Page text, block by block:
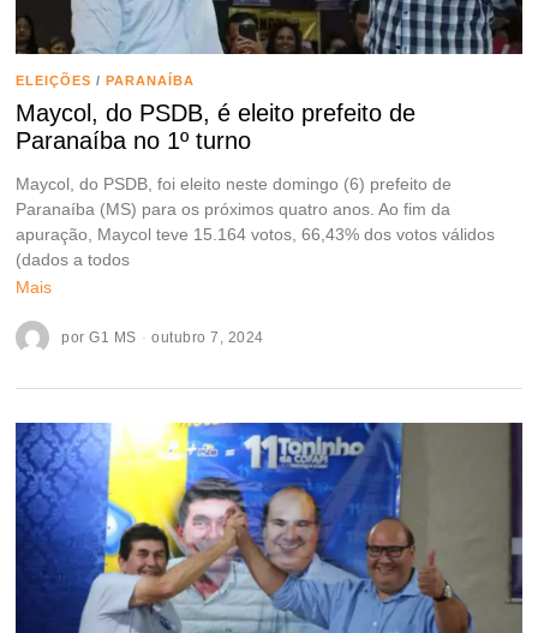
ELEIÇÕES / PARANAÍBA
Maycol, do PSDB, é eleito prefeito de
Paranaíba no 1º turno
Maycol, do PSDB, foi eleito neste domingo (6) prefeito de
Paranaíba (MS) para os próximos quatro anos. Ao fim da
apuração, Maycol teve 15.164 votos, 66,43% dos votos válidos
(dados a todos
Mais
porG1 MS outubro 7, 2024